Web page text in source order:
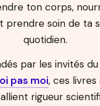
ton corps,
prendre soin de ta
quotidien.
par les invités du
pas moi, ces livres
rigueur